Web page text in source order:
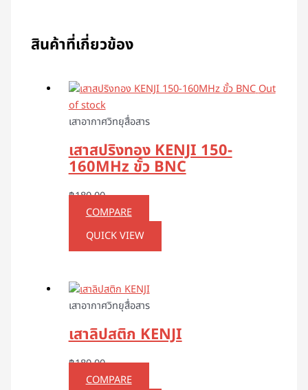
สินค้าที่เกี่ยวข้อง
Out
of stock
เสาอากาศวิทยุสื่อสาร
เสาสปริงทอง KENJI 150-
160MHz ขั้ว BNC
฿180.00
COMPARE
QUICK VIEW
เสาอากาศวิทยุสื่อสาร
เสาลิปสติก KENJI
฿180.00
COMPARE